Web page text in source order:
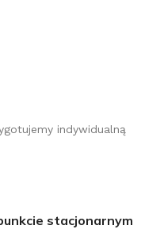
indywidualną
stacjonarnym